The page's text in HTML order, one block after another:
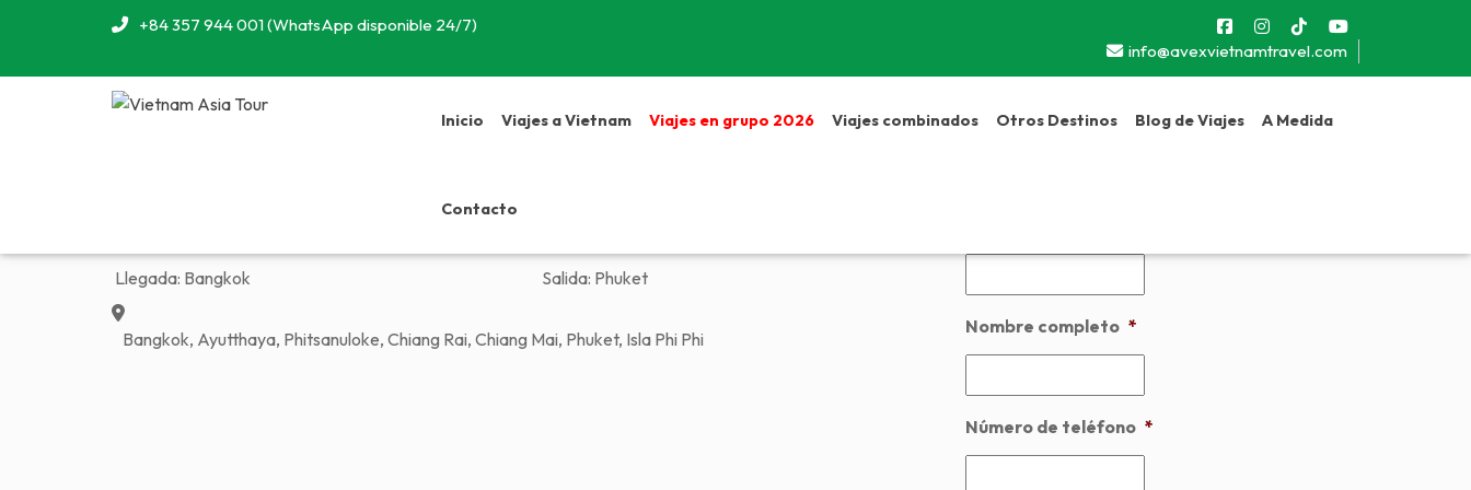
+84 357 944 001 (WhatsApp disponible 24/7)
info@avexvietnamtravel.com
Inicio Viajes a Vietnam Viajes en grupo 2026 Viajes combinados Otros Destinos Blog de Viajes A Medida
Contacto
Viaje 12 días a Tailandia
Llegada: Bangkok Salida: Phuket
Bangkok, Ayutthaya, Phitsanuloke, Chiang Rai, Chiang Mai, Phuket, Isla Phi Phi
Nombre completo *
Número de teléfono *